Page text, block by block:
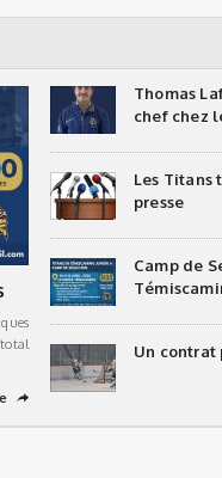
➦
Thomas
chef chez
Les Titans
presse
Camp de
Un contrat